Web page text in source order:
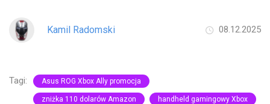
Kamil Radomski 08.12.2025
Tagi: Asus ROG Xbox Ally promocja
zniżka 110 dolarów Amazon handheld gamingowy Xbox